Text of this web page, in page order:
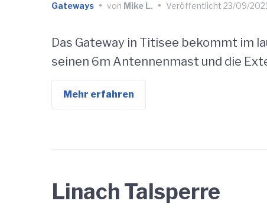
Gateways • von Mike L. • Veröffentlicht 23/09/2021
Das Gateway in Titisee bekommt im
seinen 6m Antennenmast und die
Mehr erfahren
Linach Talsperre